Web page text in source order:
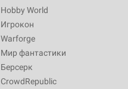
Hobby World
Игрокон
Warforge
Мир фантастики
Берсерк
CrowdRepublic